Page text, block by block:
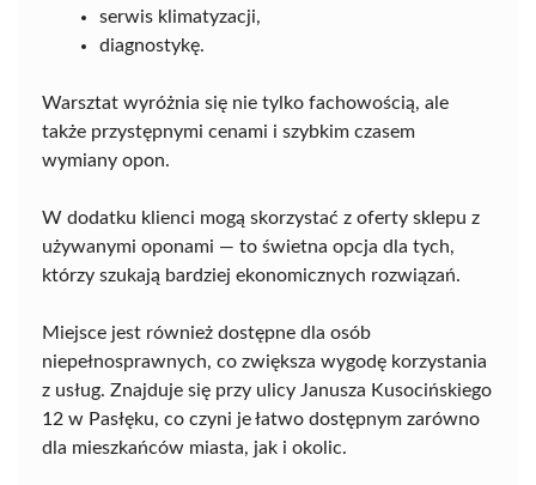
serwis klimatyzacji,
diagnostykę.
Warsztat wyróżnia się nie tylko fachowością, ale
także przystępnymi cenami i szybkim czasem
wymiany opon.
W dodatku klienci mogą skorzystać z oferty sklepu z
używanymi oponami — to świetna opcja dla tych,
którzy szukają bardziej ekonomicznych rozwiązań.
Miejsce jest również dostępne dla osób
niepełnosprawnych, co zwiększa wygodę korzystania
z usług. Znajduje się przy ulicy Janusza Kusocińskiego
12 w Pasłęku, co czyni je łatwo dostępnym zarówno
dla mieszkańców miasta, jak i okolic.